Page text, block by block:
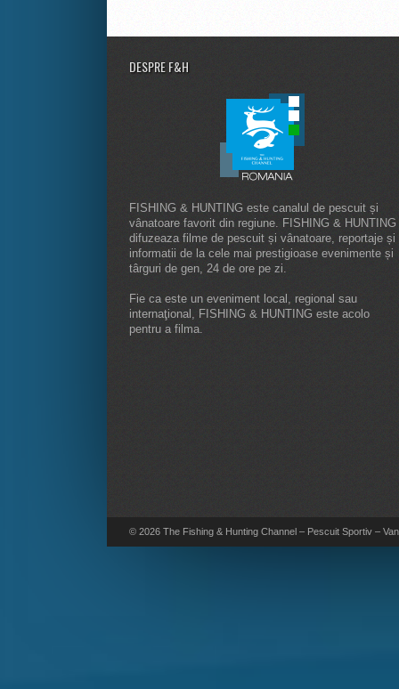
DESPRE F&H
FISHING & HUNTING este canalul de pescuit și
vânatoare favorit din regiune. FISHING & HUNTING
difuzeaza filme de pescuit și vânatoare, reportaje și
informatii de la cele mai prestigioase evenimente și
târguri de gen, 24 de ore pe zi.
Fie ca este un eveniment local, regional sau
internaţional, FISHING & HUNTING este acolo
pentru a filma.
© 2026 The Fishing & Hunting Channel – Pescuit Sportiv –